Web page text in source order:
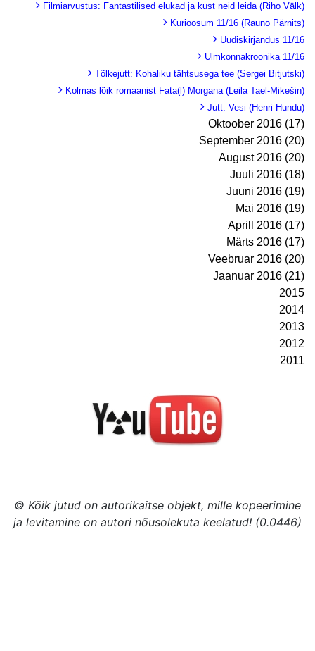
Filmiarvustus: Fantastilised elukad ja kust neid leida (Riho Välk)
Kurioosum 11/16 (Rauno Pärnits)
Uudiskirjandus 11/16
Ulmkonnakroonika 11/16
Tõlkejutt: Kohaliku tähtsusega tee (Sergei Bitjutski)
Kolmas lõik romaanist Fata(l) Morgana (Leila Tael-Mikešin)
Jutt: Vesi (Henri Hundu)
Oktoober 2016 (17)
September 2016 (20)
August 2016 (20)
Juuli 2016 (18)
Juuni 2016 (19)
Mai 2016 (19)
Aprill 2016 (17)
Märts 2016 (17)
Veebruar 2016 (20)
Jaanuar 2016 (21)
2015
2014
2013
2012
2011
© Kõik jutud on autorikaitse objekt, mille kopeerimine
ja levitamine on autori nõusolekuta keelatud! (0.0446)